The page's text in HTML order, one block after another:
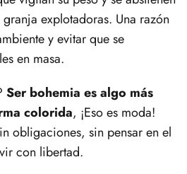
explotadoras. Una razón
y evitar que se
en masa.
Ser bohemia es algo más
colorida, ¡Eso es moda!
obligaciones, sin pensar en el
con libertad.